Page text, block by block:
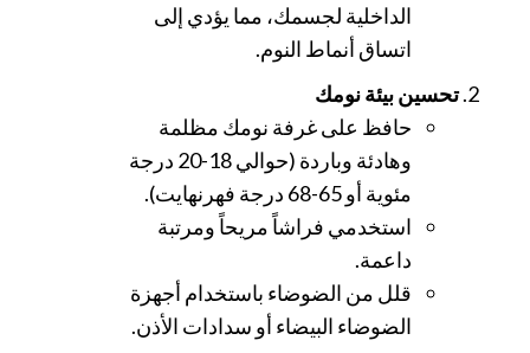
الداخلية لجسمك، مما يؤدي إلى
اتساق أنماط النوم.
تحسين بيئة نومك
حافظ على غرفة نومك مظلمة
وهادئة وباردة (حوالي 18-20 درجة
مئوية أو 65-68 درجة فهرنهايت).
استخدمي فراشاً مريحاً ومرتبة
داعمة.
قلل من الضوضاء باستخدام أجهزة
الضوضاء البيضاء أو سدادات الأذن.